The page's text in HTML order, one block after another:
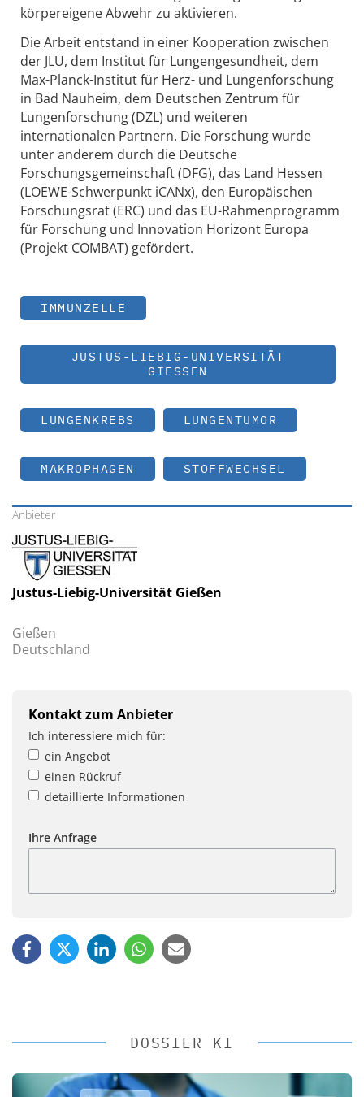
körpereigene Abwehr zu aktivieren.
Die Arbeit entstand in einer Kooperation zwischen
der JLU, dem Institut für Lungengesundheit, dem
Max-Planck-Institut für Herz- und Lungenforschung
in Bad Nauheim, dem Deutschen Zentrum für
Lungenforschung (DZL) und weiteren
internationalen Partnern. Die Forschung wurde
unter anderem durch die Deutsche
Forschungsgemeinschaft (DFG), das Land Hessen
(LOEWE-Schwerpunkt iCANx), den Europäischen
Forschungsrat (ERC) und das EU-Rahmenprogramm
für Forschung und Innovation Horizont Europa
(Projekt COMBAT) gefördert.
IMMUNZELLE
JUSTUS-LIEBIG-UNIVERSITÄT
GIESSEN
LUNGENKREBS LUNGENTUMOR
MAKROPHAGEN STOFFWECHSEL
Anbieter
Justus-Liebig-Universität Gießen
Gießen
Deutschland
Kontakt zum Anbieter
Ich interessiere mich für:
ein Angebot
einen Rückruf
detaillierte Informationen
Ihre Anfrage
DOSSIER KI